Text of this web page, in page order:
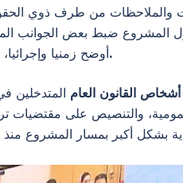
والملاحظات من طرف ذوي
ضبط بعض الجوانب
أوضح زمنيا وإجرائيا، في محاولة لمعالجة جزء من الأعطاب التي أبرزها التطبيق العملي في هذا الباب.
القانون العام المتدخلين
والتنصيص على